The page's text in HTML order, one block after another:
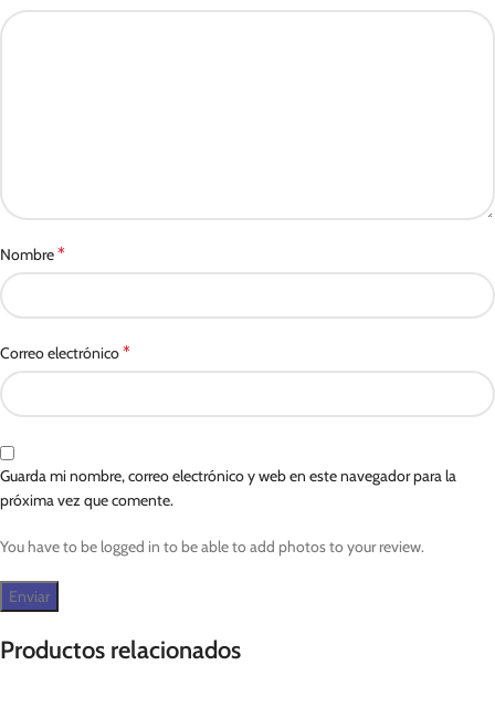
Nombre*
Correo electrónico*
Guarda mi nombre, correo electrónico y web en este navegador para la
próxima vez que comente.
You have to be logged in to be able to add photos to your review.
Productos relacionados